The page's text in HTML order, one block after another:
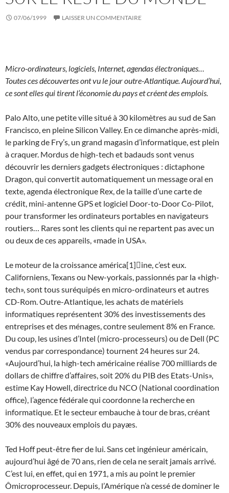
07/06/1999 LAISSER UN COMMENTAIRE
Micro-ordinateurs, logiciels, Internet, agendas électroniques…
Toutes ces découvertes ont vu le jour outre-Atlantique. Aujourd’hui,
ce sont elles qui tirent l’économie du pays et créent des emplois.
Palo Alto, une petite ville situé à 30 kilomètres au sud de San
Francisco, en pleine Silicon Valley. En ce dimanche après-midi,
le parking de Fry’s, un grand magasin d’informatique, est plein
à craquer. Mordus de high-tech et badauds sont venus
découvrir les derniers gadgets électroniques : dictaphone
Dragon, qui convertit automatiquement un message oral en
texte, agenda électronique Rex, de la taille d’une carte de
crédit, mini-antenne GPS et logiciel Door-to-Door Co-Pilot,
pour transformer les ordinateurs portables en navigateurs
routiers… Rares sont les clients qui ne repartent pas avec un
ou deux de ces appareils, «made in USA».
Le moteur de la croissance américa[1]ine, c’est eux.
Californiens, Texans ou New-yorkais, passionnés par la «high-
tech», sont tous suréquipés en micro-ordinateurs et autres
CD-Rom. Outre-Atlantique, les achats de matériels
informatiques représentent 30% des investissements des
entreprises et des ménages, contre seulement 8% en France.
Du coup, les usines d’Intel (micro-processeurs) ou de Dell (PC
vendus par correspondance) tournent 24 heures sur 24.
«Aujourd’hui, la high-tech américaine réalise 700 milliards de
dollars de chiffre d’affaires, soit 20% du PIB des Etats-Unis»,
estime Kay Howell, directrice du NCO (National coordination
office), l’agence fédérale qui coordonne la recherche en
informatique. Et le secteur embauche à tour de bras, créant
30% des nouveaux emplois du payæs.
Ted Hoff peut-être fier de lui. Sans cet ingénieur américain,
aujourd’hui âgé de 70 ans, rien de cela ne serait jamais arrivé.
C’est lui, en effet, qui en 1971, a mis au point le premier
Ômicroprocesseur. Depuis, l’Amérique n’a cessé de dominer le